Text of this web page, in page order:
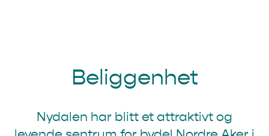
Beliggenhet
Nydalen har blitt et attraktivt og